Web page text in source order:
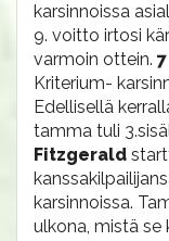
karsinnoissa
9. voitto irtosi
varmoin ottein.
Kriterium-
Edellisellä
tamma tuli
Fitzgerald
karsinnoissa.
ulkona, mistä se